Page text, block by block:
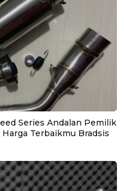
Series Andalan Pemilik
Terbaikmu Bradsis